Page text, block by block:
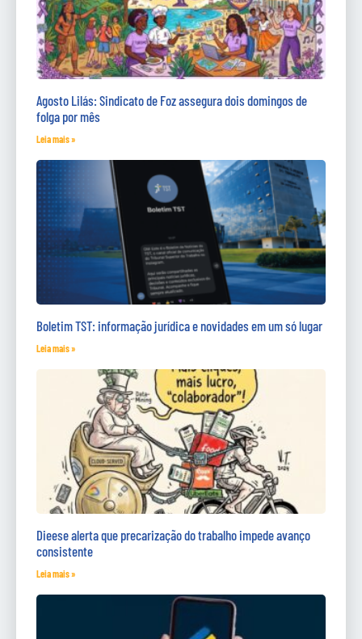
Agosto Lilás: Sindicato de Foz assegura dois domingos de
folga por mês
Leia mais »
Boletim TST: informação jurídica e novidades em um só lugar
Leia mais »
Dieese alerta que precarização do trabalho impede avanço
consistente
Leia mais »